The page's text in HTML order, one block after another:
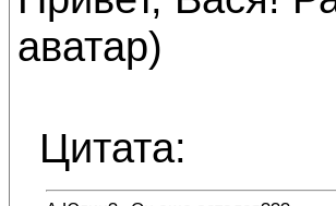
аватар)
Цитата: